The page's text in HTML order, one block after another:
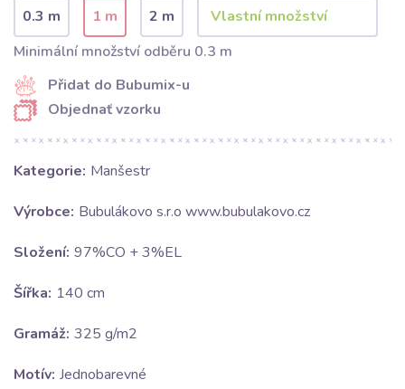
0.3 m 1 m
2 m
Minimální množství odběru 0.3 m
Přidat do Bubumix-u
Objednať vzorku
Kategorie: Manšestr
Výrobce: Bubulákovo s.r.o www.bubulakovo.cz
Složení: 97%CO + 3%EL
Šířka: 140 cm
Gramáž: 325 g/m2
Motív: Jednobarevné